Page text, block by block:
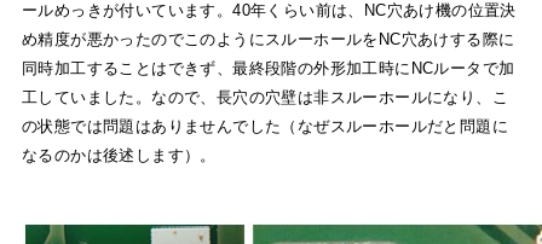
ールめっきが付いています。40年くらい前は、NC穴あけ機の位置決
め精度が悪かったのでこのようにスルーホールをNC穴あけする際に
同時加工することはできず、最終段階の外形加工時にNCルータで加
工していました。なので、長穴の穴壁は非スルーホールになり、こ
の状態では問題はありませんでした（なぜスルーホールだと問題に
なるのかは後述します）。